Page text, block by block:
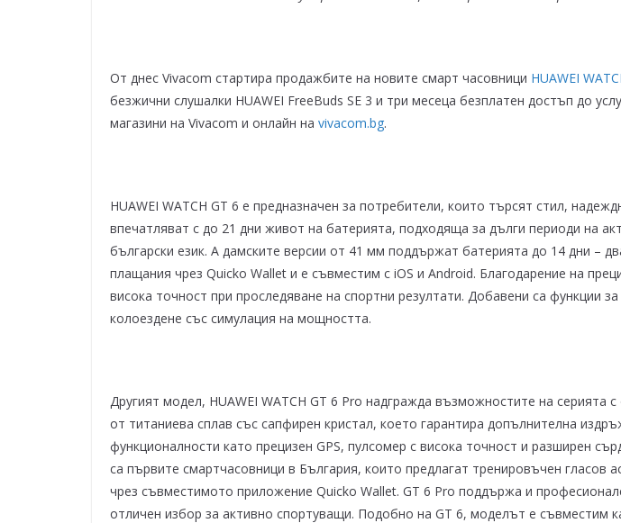
От днес Vivacom стартира продажбите на новите смарт часовници HUAWEI
безжични слушалки HUAWEI FreeBuds SE 3 и три месеца безплатен достъп до
магазини на Vivacom и онлайн на vivacom.bg.
HUAWEI WATCH GT 6 е предназначен за потребители, които търсят стил,
впечатляват с до 21 дни живот на батерията, подходяща за дълги периоди на
български език. А дамските версии от 41 мм поддържат батерията до 14 дни –
плащания чрез Quicko Wallet и е съвместим с iOS и Android. Благодарение на
висока точност при проследяване на спортни резултати. Добавени са функции
колоездене със симулация на мощността.
Другият модел, HUAWEI WATCH GT 6 Pro надгражда възможностите на
от титаниева сплав със сапфирен кристал, което гарантира допълнителна
функционалности като прецизен GPS, пулсомер с висока точност и разширен
са първите смартчасовници в България, които предлагат тренировъчен гласов
чрез съвместимото приложение Quicko Wallet. GT 6 Pro поддържа и
отличен избор за активно спортуващи. Подобно на GT 6, моделът е съвместим